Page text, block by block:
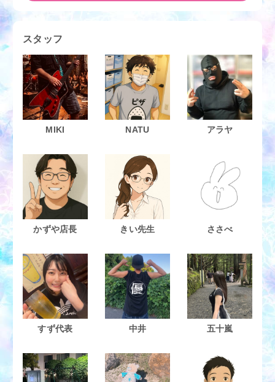
スタッフ
MIKI NATU アラヤ
かずや店長 きい先生 ささべ
すず代表 中井 五十嵐